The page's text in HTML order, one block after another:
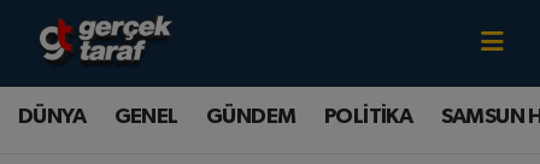
DÜNYA GENEL GÜNDEM POLİTİKA SAMSUN
Canlı TV İzle
DÜNYA
Samsun Nöbetçi Eczaneler